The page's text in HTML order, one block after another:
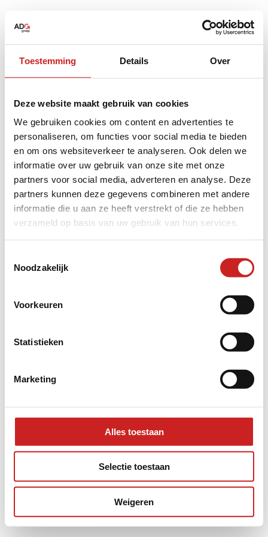
Toestemming Details Over
Deze website maakt gebruik van cookies
We gebruiken cookies om content en advertenties te
personaliseren, om functies voor social media te bieden
en om ons websiteverkeer te analyseren. Ook delen we
informatie over uw gebruik van onze site met onze
partners voor social media, adverteren en analyse. Deze
partners kunnen deze gegevens combineren met andere
informatie die u aan ze heeft verstrekt of die ze hebben
verzameld op basis van uw gebruik van hun services.
Noodzakelijk
Voorkeuren
Statistieken
Marketing
Alles toestaan
Selectie toestaan
Weigeren
loadingwww.adggroep.nl
for more